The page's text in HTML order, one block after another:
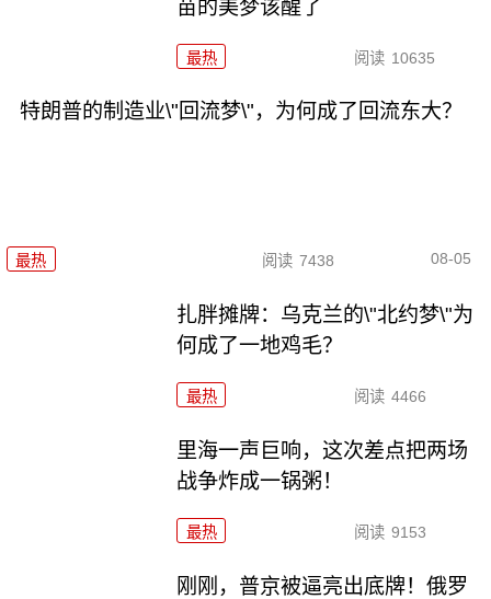
苗的美梦该醒了
最热 阅读 10635
特朗普的制造业\"回流梦\"，为何成了回流东大？
最热 阅读 7438 08-05
扎胖摊牌：乌克兰的\"北约梦\"为
何成了一地鸡毛？
最热 阅读 4466
里海一声巨响，这次差点把两场
战争炸成一锅粥！
最热 阅读 9153
刚刚，普京被逼亮出底牌！俄罗